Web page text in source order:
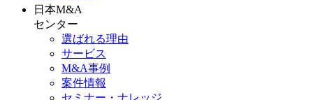
日本M&A
センター
選ばれる理由
サービス
M&A事例
案件情報
セミナー・ナレッジ